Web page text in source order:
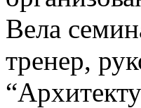
Вела
тренер,